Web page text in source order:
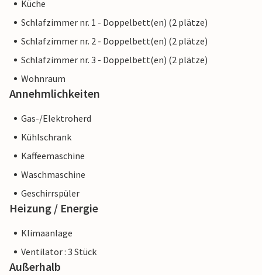
etwa am feinsandigen Strand von Canyamel oder an der
tollen Cala Agulla in Cala Ratjada.
Eigentümer verwaltet, nicht von einem Unternehmen oder
einem Händler. Das bedeutet, dass das EU-
jedoch sicher sein, dass wir Ihnen denselben Kundenservice
bieten und Ihr Aufenthalt sich nicht von einer Buchung bei
einer Unterkunft eines professionellen Eigentümers
Küche
Schlafzimmer nr. 1 - Doppelbett(en) (2 plätze)
Schlafzimmer nr. 2 - Doppelbett(en) (2 plätze)
Schlafzimmer nr. 3 - Doppelbett(en) (2 plätze)
Wohnraum
Annehmlichkeiten
Gas-/Elektroherd
Kühlschrank
Kaffeemaschine
Waschmaschine
Geschirrspüler
Heizung / Energie
Klimaanlage
Ventilator : 3 Stück
Außerhalb